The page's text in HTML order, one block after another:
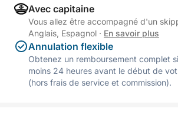
Avec capitaine
Vous allez être accompagné d'un
Anglais, Espagnol · En savoir plus
Annulation flexible
Obtenez un remboursement complet
moins 24 heures avant le début de
(hors frais de service et commission).